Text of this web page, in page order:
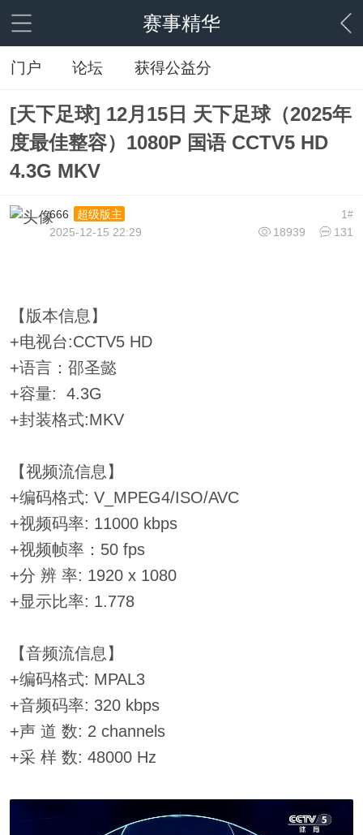
赛事精华
门户 论坛 获得公益分
[天下足球] 12月15日 天下足球（2025年
度最佳整容）1080P 国语 CCTV5 HD
4.3G MKV
1#
666
超级版主
18939
131
2025-12-15 22:29
【版本信息】
+电视台:CCTV5 HD
+语言：邵圣懿
+容量: 4.3G
+封装格式:MKV
【视频流信息】
+编码格式: V_MPEG4/ISO/AVC
+视频码率: 11000 kbps
+视频帧率：50 fps
+分 辨 率: 1920 x 1080
+显示比率: 1.778
【音频流信息】
+编码格式: MPAL3
+音频码率: 320 kbps
+声 道 数: 2 channels
+采 样 数: 48000 Hz